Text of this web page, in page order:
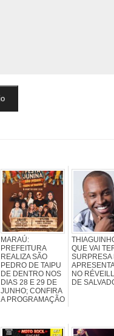
MARAÚ:
PREFEITURA
REALIZA SÃO
PEDRO DE TAIPU
DE DENTRO NOS
DIAS 28 E 29 DE
JUNHO; CONFIRA
A PROGRAMAÇÃO
QUE VAI
SURPRESA
NO
DE